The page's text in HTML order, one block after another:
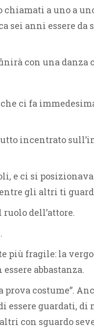
a uno a
sei anni essere da
con una danza
ci fa
incentrato
e ci si
gli altri ti
dell’attore.
più fragile: la
abbastanza.
prova costume”.
guardati, di
con sguardo